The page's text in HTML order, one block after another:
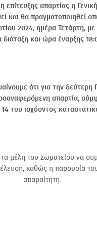
επίτευξης απαρτίας η
και θα πραγματοποιηθεί
2024, ημέρα Τετάρτη, με
διάταξη και ώρα έναρξης
ότι για την δεύτερη
απαρτία,
του ισχύοντος
μέλη του Σωματείου να
καθώς η παρουσία
απαραίτητη.